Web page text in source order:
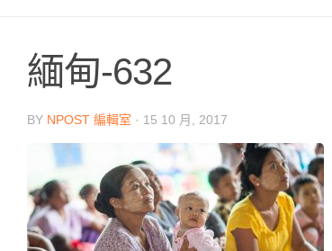
緬甸-632
BY NPOST 編輯室 · 15 10 月, 2017